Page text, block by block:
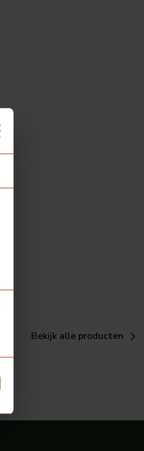
Bekijk alle producten